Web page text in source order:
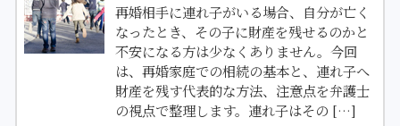
再婚相手に連れ子がいる場合、自分が亡く
なったとき、その子に財産を残せるのかと
不安になる方は少なくありません。今回
は、再婚家庭での相続の基本と、連れ子へ
財産を残す代表的な方法、注意点を弁護士
の視点で整理します。連れ子はその […]